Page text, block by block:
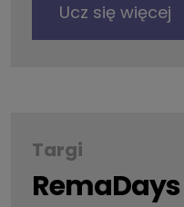
Ucz się więcej
Targi
RemaDays